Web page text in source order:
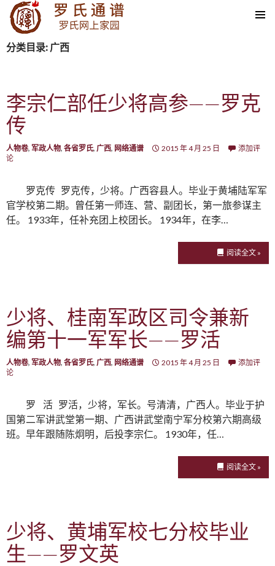
SKIP TO CONTENT
分类目录: 广西
李宗仁部任少将高参——罗克
传
人物卷, 军政人物, 各省罗氏, 广西, 网络通谱 2015 年 4 月 25 日
添加评
论
罗克传 罗克传，少将。广西容县人。毕业于黄埔陆军军
官学校第二期。曾任第一师连、营、副团长，第一旅参谋主
任。 1933年，任补充团上校团长。 1934年，在李…
阅读全文 »
少将、桂南军政区司令兼新
编第十一军军长——罗活
人物卷, 军政人物, 各省罗氏, 广西, 网络通谱 2015 年 4 月 25 日
添加评
论
罗 活 罗活，少将，军长。号清清，广西人。毕业于护
国第二军讲武堂第一期、广西讲武堂南宁军分校第六期高级
班。早年跟随陈炯明，后投李宗仁。 1930年，任…
阅读全文 »
少将、黄埔军校七分校毕业
生——罗文英